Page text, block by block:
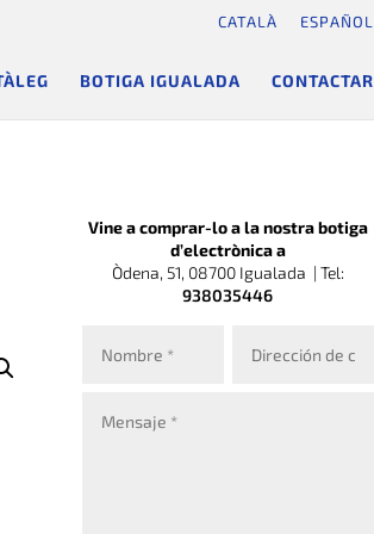
CATALÀ ESPAÑOL
BOTIGA IGUALADA CONTACTAR
Vine a comprar-lo a la nostra botiga
d’electrònica a
Òdena, 51, 08700 Igualada | Tel:
938035446